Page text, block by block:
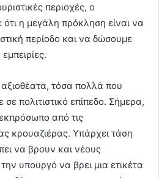
περιοχές, ο
η μεγάλη πρόκληση είναι να
περίοδο και να δώσουμε
τόσα πολλά που
πολιτιστικό επίπεδο. Σήμερα,
από τις
κρουαζιέρας. Υπάρχει τάση
να βρουν και νέους
υπουργό να βρει μια ετικέτα